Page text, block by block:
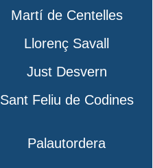
Martí de Centelles
Llorenç Savall
Just Desvern
Sant Feliu de Codines
Palautordera